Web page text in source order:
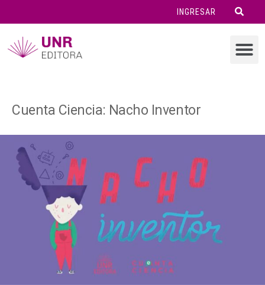
INGRESAR
Cuenta Ciencia: Nacho Inventor